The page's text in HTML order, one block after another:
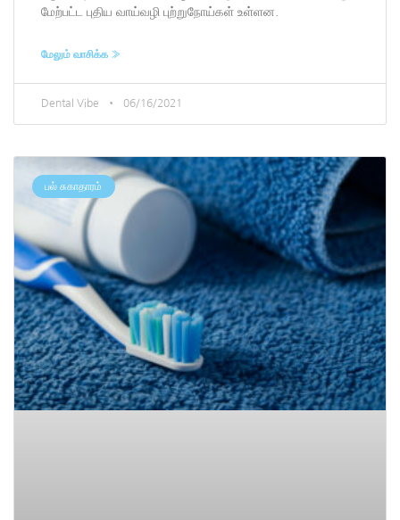
மேற்பட்ட புதிய வாய்வழி புற்றுநோய்கள் உள்ளன.
மேலும் வாசிக்க »
Dental Vibe 06/16/2021
பல் சுகாதாரம்